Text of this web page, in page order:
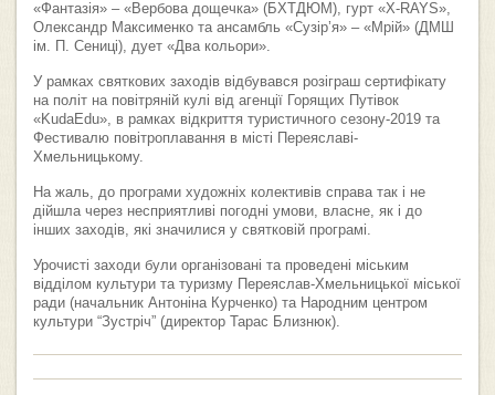
«Фантазія» – «Вербова дощечка» (БХТДЮМ), гурт «X-RAYS»,
Олександр Максименко та ансамбль «Сузір’я» – «Мрій» (ДМШ
ім. П. Сениці), дует «Два кольори».
У рамках святкових заходів відбувався розіграш сертифікату
на політ на повітряній кулі від агенції Горящих Путівок
«KudaEdu», в рамках відкриття туристичного сезону-2019 та
Фестивалю повітроплавання в місті Переяславі-
Хмельницькому.
На жаль, до програми художніх колективів справа так і не
дійшла через несприятливі погодні умови, власне, як і до
інших заходів, які значилися у святковій програмі.
Урочисті заходи були організовані та проведені міським
відділом культури та туризму Переяслав-Хмельницької міської
ради (начальник Антоніна Курченко) та Народним центром
культури “Зустріч” (директор Тарас Близнюк).